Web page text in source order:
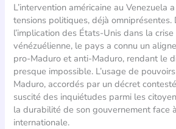
L’intervention américaine au Venezuela
tensions politiques, déjà
l’implication des États-Unis dans la
vénézuélienne, le pays a connu un
pro-Maduro et anti-Maduro, rendant le
presque impossible. L’usage de
Maduro, accordés par un décret
suscité des inquiétudes parmi les
la durabilité de son gouvernement face
internationale.